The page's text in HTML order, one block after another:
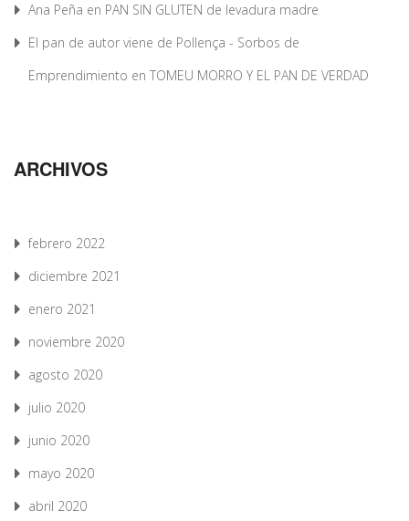
Ana Peña en PAN SIN GLUTEN de levadura madre
El pan de autor viene de Pollença - Sorbos de
Emprendimiento en TOMEU MORRO Y EL PAN DE VERDAD
ARCHIVOS
febrero 2022
diciembre 2021
enero 2021
noviembre 2020
agosto 2020
julio 2020
junio 2020
mayo 2020
abril 2020